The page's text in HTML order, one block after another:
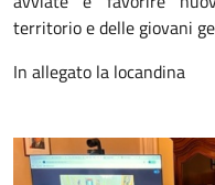
territorio e delle giovani
In allegato la locandina